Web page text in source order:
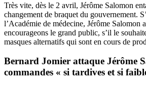
Très vite, dès le 2 avril, Jérôme Salomon
changement de braquet du gouvernement.
l’Académie de médecine, Jérôme Salomon
encourageons le grand public, s’il le
masques alternatifs qui sont en cours de
Bernard Jomier attaque Jérôme
commandes « si tardives et si